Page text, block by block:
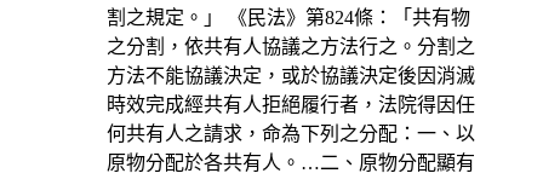
割之規定。」 《民法》第824條：「共有物
之分割，依共有人協議之方法行之。分割之
方法不能協議決定，或於協議決定後因消滅
時效完成經共有人拒絕履行者，法院得因任
何共有人之請求，命為下列之分配：一、以
原物分配於各共有人。…二、原物分配顯有